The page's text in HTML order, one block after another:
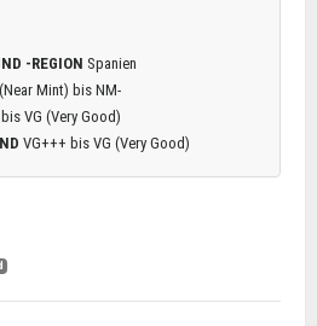
-REGION Spanien
Mint) bis NM-
VG (Very Good)
VG+++ bis VG (Very Good)